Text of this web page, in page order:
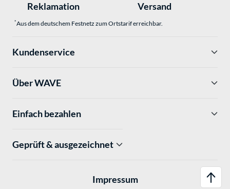
Reklamation
Versand
*Aus dem deutschem Festnetz zum Ortstarif erreichbar.
Kundenservice
Über WAVE
Einfach bezahlen
Geprüft & ausgezeichnet
Impressum